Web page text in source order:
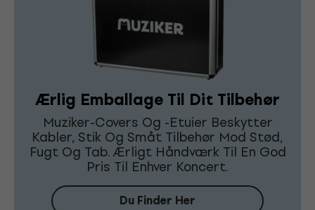
Ærlig Emballage Til Dit Tilbehør
Muziker-Covers Og -Etuier Beskytter
Kabler, Stik Og Småt Tilbehør Mod Stød,
Fugt Og Tab. Ærligt Håndværk Til En God
Pris Til Enhver Koncert.
Du Finder Her